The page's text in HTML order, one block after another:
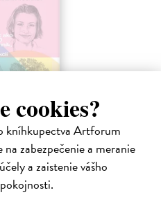
cookies?
kníhkupectva Artforum
zabezpečenie a meranie
a zaistenie vášho
umelcov, ktorá ich krok za
záujemcov prevedie celým
pomôcok a materiálov cez